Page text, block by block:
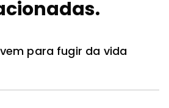
para fugir da vida